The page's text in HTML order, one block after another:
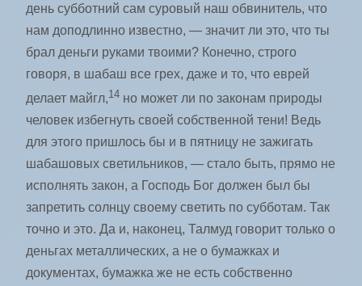
день субботний сам суровый наш обвинитель, что
нам доподлинно известно, — значит ли это, что ты
брал деньги руками твоими? Конечно, строго
говоря, в шабаш все грех, даже и то, что еврей
делает майгл,14но может ли по законам природы
человек избегнуть своей собственной тени! Ведь
для этого пришлось бы и в пятницу не зажигать
шабашовых светильников, — стало быть, прямо не
исполнять закон, а Господь Бог должен был бы
запретить солнцу своему светить по субботам. Так
точно и это. Да и, наконец, Талмуд говорит только о
деньгах металлических, а не о бумажках и
документах, бумажка же не есть собственно